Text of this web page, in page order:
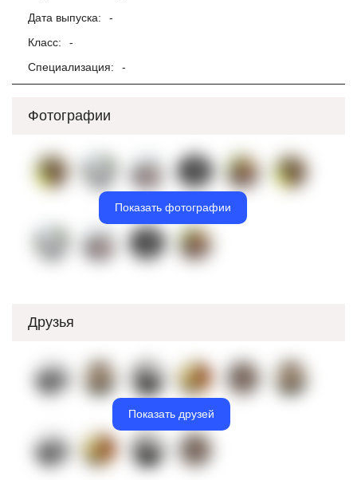
Дата выпуска:
-
Класс:
-
Специализация:
-
Фотографии
Показать фотографии
Друзья
Показать друзей